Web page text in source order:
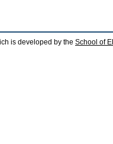
is developed by the School of